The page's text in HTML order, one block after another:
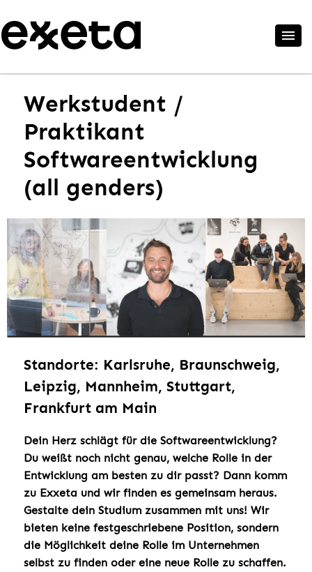
Werkstudent /
Praktikant
Softwareentwicklung
(all genders)
Standorte: Karlsruhe, Braunschweig,
Leipzig, Mannheim, Stuttgart,
Frankfurt am Main
Dein Herz schlägt für die Softwareentwicklung?
Du weißt noch nicht genau, welche Rolle in der
Entwicklung am besten zu dir passt? Dann komm
zu Exxeta und wir finden es gemeinsam heraus.
Gestalte dein Studium zusammen mit uns! Wir
bieten keine festgeschriebene Position, sondern
die Möglichkeit deine Rolle im Unternehmen
selbst zu finden oder eine neue Rolle zu schaffen.